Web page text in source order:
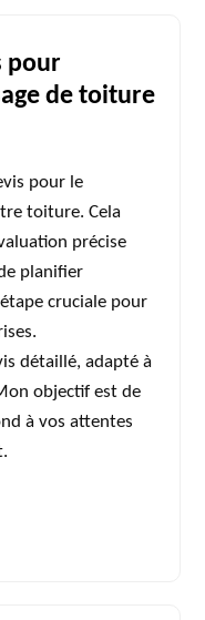
pour
de toiture
pour le
toiture. Cela
précise
planifier
cruciale pour
détaillé, adapté à
objectif est de
à vos attentes